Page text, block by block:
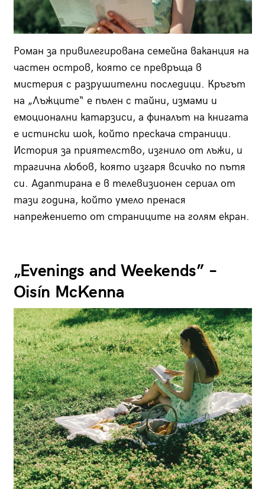
Роман за привилегирована семейна ваканция на
частен остров, която се превръща в
мистерия с разрушителни последици. Кръгът
на „Лъжците“ е пълен с тайни, измами и
емоционални катарзиси, а финалът на книгата
е истински шок, който прескача страници.
История за приятелство, изгнило от лъжи, и
трагична любов, която изгаря всичко по пътя
си. Адаптирана е в телевизионен сериал от
тази година, който умело пренася
напрежението от страниците на голям екран.
„Evenings and Weekends” –
Oisín McKenna